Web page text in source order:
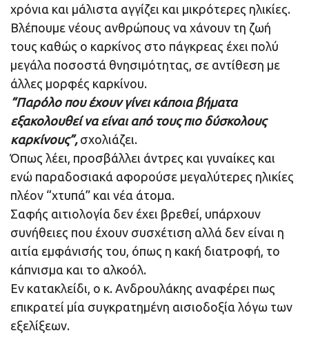
χρόνια και μάλιστα αγγίζει και μικρότερες ηλικίες.
Βλέπουμε νέους ανθρώπους να χάνουν τη ζωή
τους καθώς ο καρκίνος στο πάγκρεας έχει πολύ
μεγάλα ποσοστά θνησιμότητας, σε αντίθεση με
άλλες μορφές καρκίνου.
“Παρόλο που έχουν γίνει κάποια βήματα
εξακολουθεί να είναι από τους πιο δύσκολους
καρκίνους”, σχολιάζει.
Όπως λέει, προσβάλλει άντρες και γυναίκες και
ενώ παραδοσιακά αφορούσε μεγαλύτερες ηλικίες
πλέον “χτυπά” και νέα άτομα.
Σαφής αιτιολογία δεν έχει βρεθεί, υπάρχουν
συνήθειες που έχουν συσχέτιση αλλά δεν είναι η
αιτία εμφάνισής του, όπως η κακή διατροφή, το
κάπνισμα και το αλκοόλ.
Εν κατακλείδι, ο κ. Ανδρουλάκης αναφέρει πως
επικρατεί μία συγκρατημένη αισιοδοξία λόγω των
εξελίξεων.